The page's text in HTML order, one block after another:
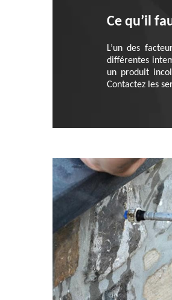
Ce qu’il
L’un des
différentes
un produit
Contactez les